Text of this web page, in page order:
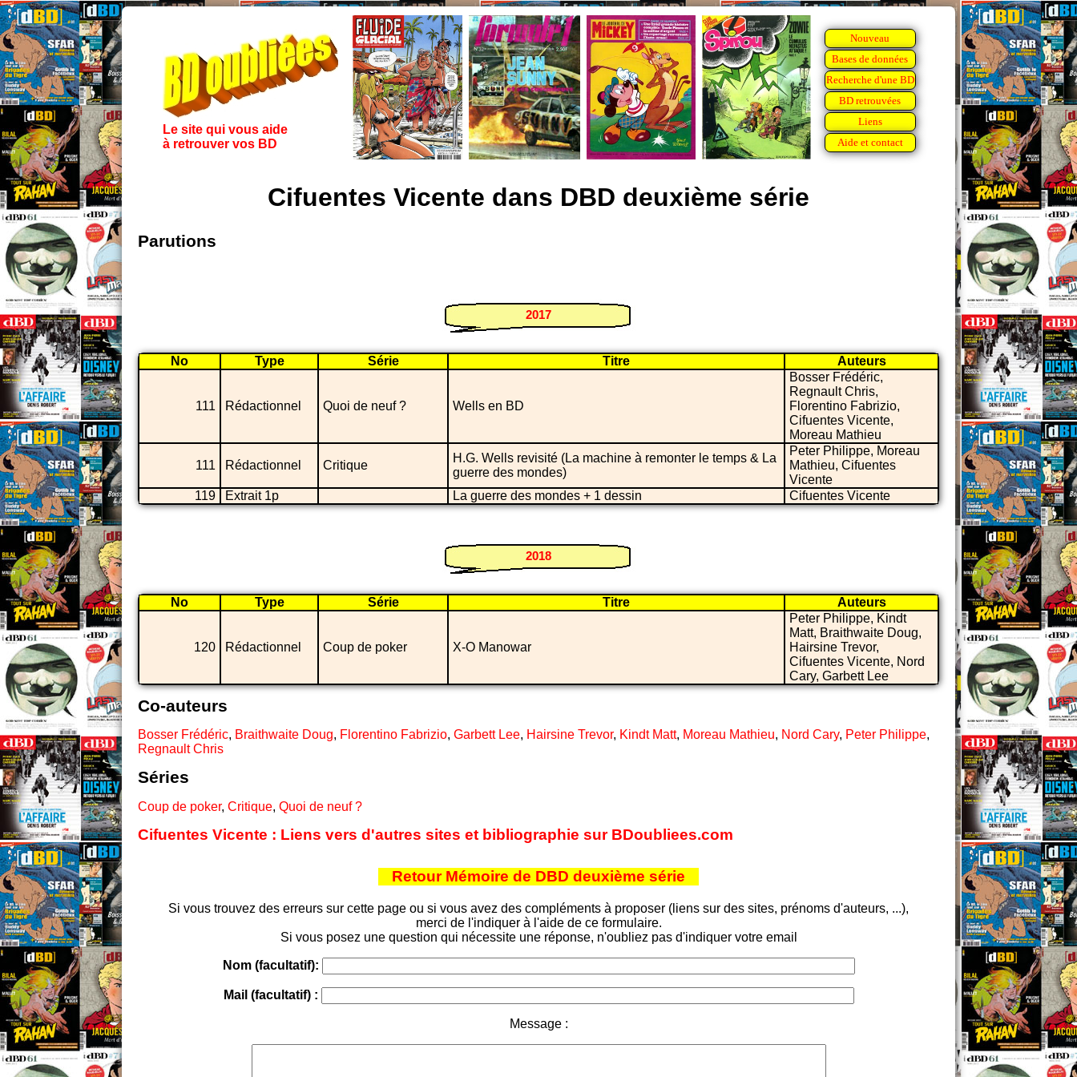
Le site qui vous aide
à retrouver vos BD
Nouveau
Bases de données
Recherche d'une BD
BD retrouvées
Liens
Aide et contact
Cifuentes Vicente dans DBD deuxième série
Parutions
2017
No Type Série Titre Auteurs
111 Rédactionnel Quoi de neuf ? Wells en BD
Bosser Frédéric,
Regnault Chris,
Florentino Fabrizio,
Cifuentes Vicente,
Moreau Mathieu
111 Rédactionnel Critique
H.G. Wells revisité (La machine à remonter le temps & La
guerre des mondes)
Peter Philippe, Moreau
Mathieu, Cifuentes
Vicente
119
Extrait 1p La guerre des mondes + 1 dessin Cifuentes Vicente
2018
No Type Série Titre Auteurs
120 Rédactionnel Coup de poker X-O Manowar
Peter Philippe, Kindt
Matt, Braithwaite Doug,
Hairsine Trevor,
Cifuentes Vicente, Nord
Cary, Garbett Lee
Co-auteurs
Bosser Frédéric, Braithwaite Doug, Florentino Fabrizio, Garbett Lee, Hairsine Trevor, Kindt Matt, Moreau Mathieu, Nord Cary, Peter Philippe,
Regnault Chris
Séries
Coup de poker, Critique, Quoi de neuf ?
Cifuentes Vicente : Liens vers d'autres sites et bibliographie sur BDoubliees.com
Retour Mémoire de DBD deuxième série
Si vous trouvez des erreurs sur cette page ou si vous avez des compléments à proposer (liens sur des sites, prénoms d'auteurs, ...),
merci de l'indiquer à l'aide de ce formulaire.
Si vous posez une question qui nécessite une réponse, n'oubliez pas d'indiquer votre email
Nom (facultatif):
Mail (facultatif) :
Message :